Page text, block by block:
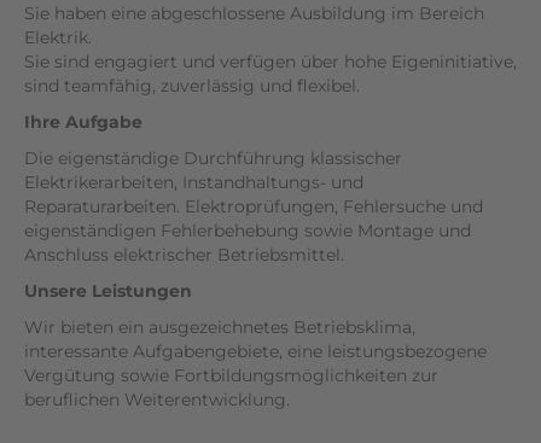
Sie haben eine abgeschlossene Ausbildung im Bereich
Elektrik.
Sie sind engagiert und verfügen über hohe Eigeninitiative,
sind teamfähig, zuverlässig und flexibel.
Ihre Aufgabe
Die eigenständige Durchführung klassischer
Elektrikerarbeiten, Instandhaltungs- und
Reparaturarbeiten. Elektroprüfungen, Fehlersuche und
eigenständigen Fehlerbehebung sowie Montage und
Anschluss elektrischer Betriebsmittel.
Unsere Leistungen
Wir bieten ein ausgezeichnetes Betriebsklima,
interessante Aufgabengebiete, eine leistungsbezogene
Vergütung sowie Fortbildungsmöglichkeiten zur
beruflichen Weiterentwicklung.